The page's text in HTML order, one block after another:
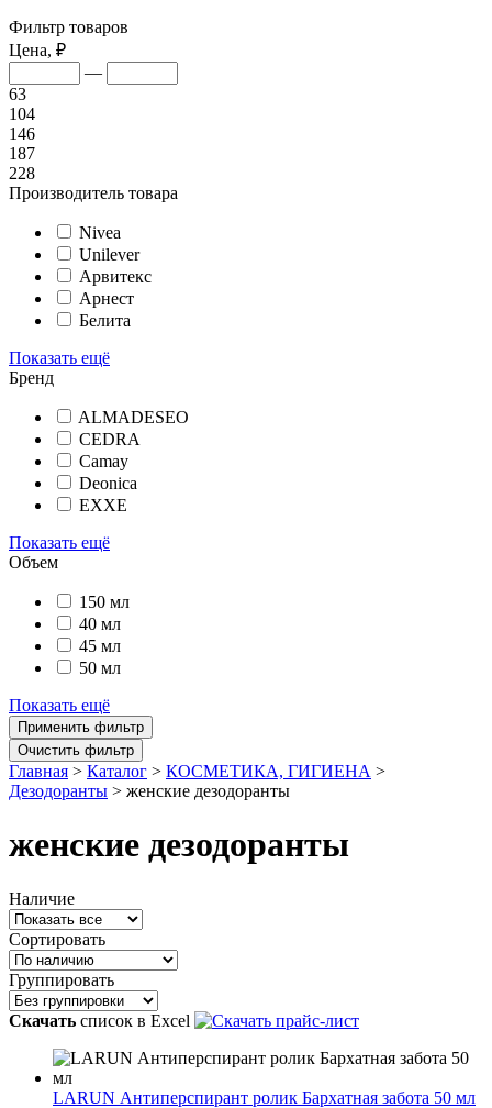
Фильтр товаров
Цена, ₽
—
63
104
146
187
228
Производитель товара
Nivea
Unilever
Арвитекс
Арнест
Белита
Показать ещё
Бренд
ALMADESEO
CEDRA
Camay
Deonica
EXXE
Показать ещё
Объем
150 мл
40 мл
45 мл
50 мл
Показать ещё
Главная > Каталог > КОСМЕТИКА, ГИГИЕНА >
Дезодоранты > женские дезодоранты
женские дезодоранты
Наличие
Сортировать
Группировать
Скачать список в Excel
LARUN Антиперспирант ролик Бархатная забота 50 мл